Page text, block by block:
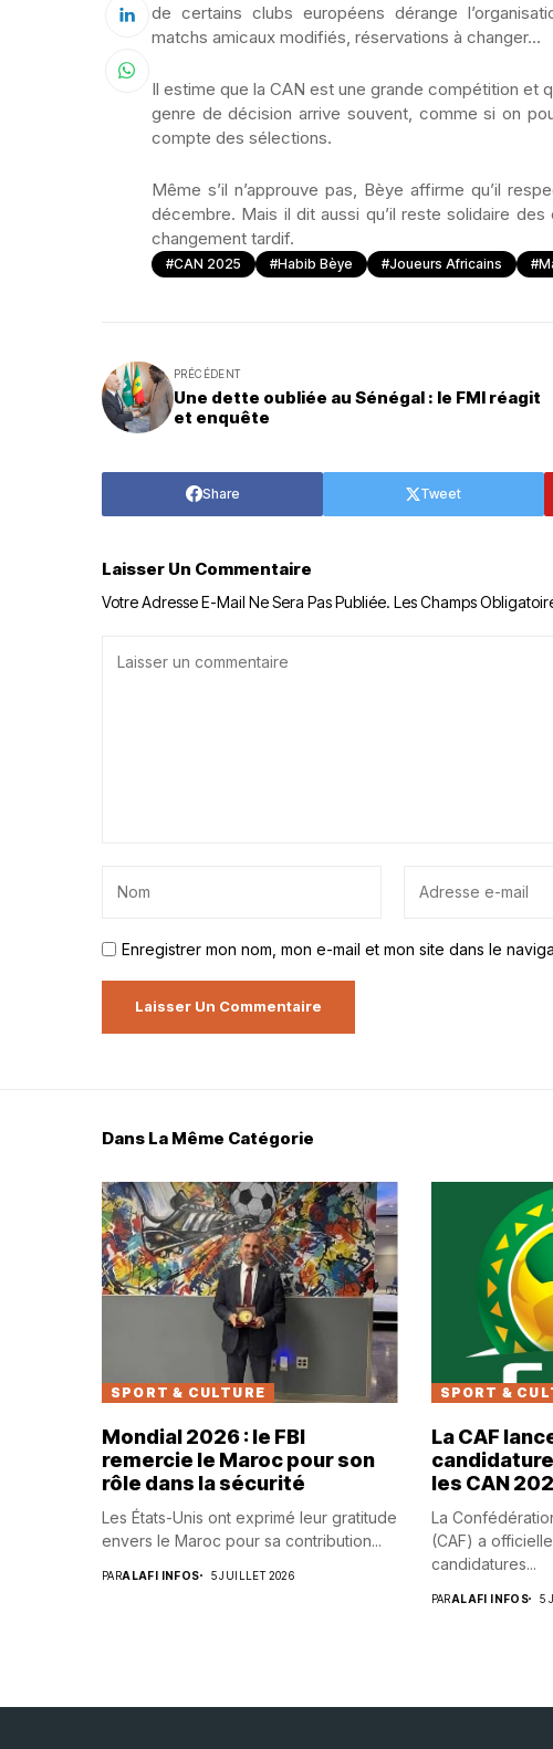
de certains clubs européens dérange
matchs amicaux modifiés, réservations à changer…
Il estime que la CAN est une grande compétition et
genre de décision arrive souvent, comme si on
compte des sélections.
Même s’il n’approuve pas, Bèye affirme qu’il
décembre. Mais il dit aussi qu’il reste solidaire
changement tardif.
#CAN 2025 #Habib Bèye #joueurs Africains
PRÉCÉDENT
Une dette oubliée au Sénégal : le FMI réagit
et enquête
Share Tweet
Laisser Un Commentaire
Votre Adresse E-Mail Ne Sera Pas Publiée. Les Champs
Enregistrer mon nom, mon e-mail et mon site dans le
Dans La Même Catégorie
SPORT & CULTURE
Mondial 2026 : le FBI
remercie le Maroc pour son
rôle dans la sécurité
Les États-Unis ont exprimé leur gratitude
envers le Maroc pour sa contribution...
PARALAFI INFOS 5 JUILLET 2026
SPORT &
La CAF
les CAN
La
(CAF) a
candidatures...
PARALAFI INFOS 5